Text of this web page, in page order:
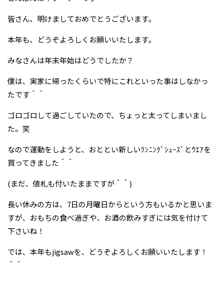
皆さん、明けましておめでとうございます。
本年も、どうぞよろしくお願いいたします。
みなさんは年末年始はどうでしたか？
僕は、実家に帰ったくらいで特にこれといった事はしなかっ
たです＾＾
ゴロゴロして過ごしていたので、ちょっと太ってしまいまし
た。笑
なので運動をしようと、おととい新しいﾗﾝﾆﾝｸﾞｼｭｰｽﾞとｳｴｱを
買ってきました＾＾
(まだ、値札も付いたままですが＾＾)
長い休みの方は、7日の月曜日からという方もいるかと思いま
すが、おもちの食べ過ぎや、お酒の飲みすぎには気を付けて
下さいね！
では、本年もjigsawを、どうぞよろしくお願いいたします！
＾＾